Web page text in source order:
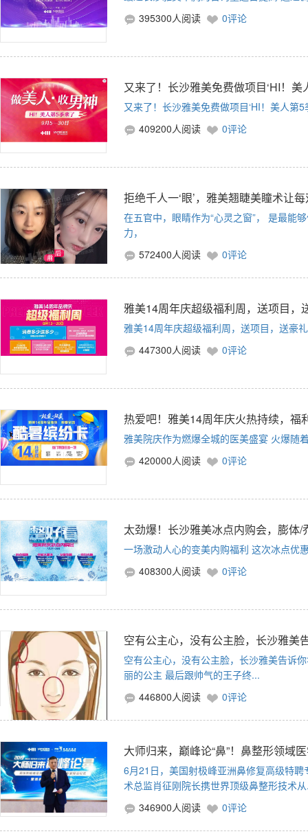
395300人阅读
0评论
又来了！长沙雅美免费做项目‘HI！美
又来了！长沙雅美免费做项目‘HI！美人第5
409200人阅读
0评论
拒绝千人一‘眼’，雅美翘睫美瞳术让
在五官中，眼睛作为“心灵之窗”， 是最能
力，
572400人阅读
0评论
雅美14周年庆超级福利周，送项目，
雅美14周年庆超级福利周，送项目，送豪
447300人阅读
0评论
热爱吧！雅美14周年庆火热持续，福
雅美院庆作为燃爆全城的医美盛宴 火爆随
420000人阅读
0评论
太劲爆！长沙雅美冰点内购会，膨体/
一场激动人心的变美内购福利 这次冰点优
408300人阅读
0评论
空有公主心，没有公主脸，长沙雅美
空有公主心，没有公主脸，长沙雅美告诉
丽的公主 最后跟帅气的王子终...
446800人阅读
0评论
大师归来，巅峰论“鼻”！鼻整形领域
6月21日，美国射极峰亚洲鼻修复高级特
术总监肖征刚院长携世界顶级鼻整形技术
346900人阅读
0评论